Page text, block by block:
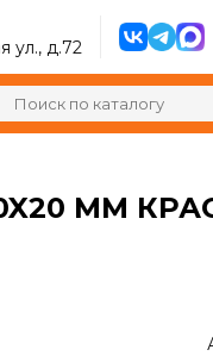
ул., д.72
ММ